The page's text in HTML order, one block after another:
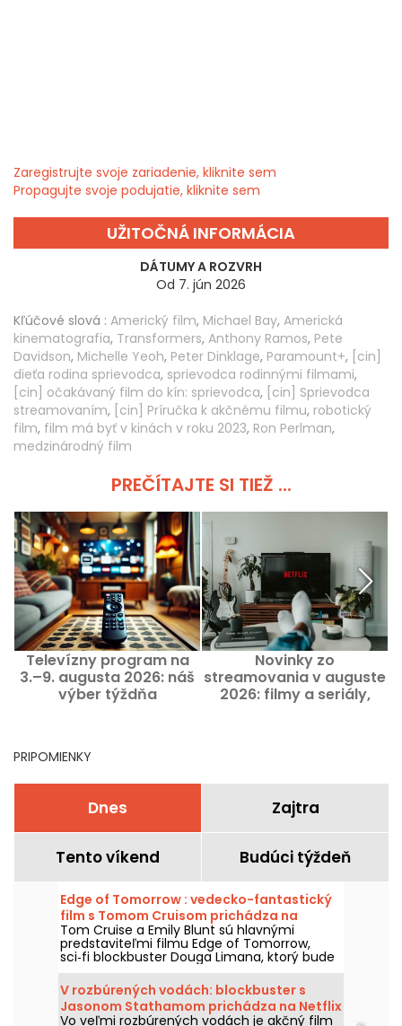
Zaregistrujte svoje zariadenie, kliknite sem
Propagujte svoje podujatie, kliknite sem
UŽITOČNÁ INFORMÁCIA
DÁTUMY A ROZVRH
Od 7. jún 2026
Kľúčové slová : Americký film, Michael Bay, Americká
kinematografia, Transformers, Anthony Ramos, Pete
Davidson, Michelle Yeoh, Peter Dinklage, Paramount+, [cin]
dieťa rodina sprievodca, sprievodca rodinnými filmami,
[cin] očakávaný film do kín: sprievodca, [cin] Sprievodca
streamovaním, [cin] Príručka k akčnému filmu, robotický
film, film má byť v kinách v roku 2023, Ron Perlman,
medzinárodný film
PREČÍTAJTE SI TIEŽ ...
Televízny program na
3.–9. augusta 2026: náš
výber týždňa
Novinky zo
streamovania v auguste
2026: filmy a seriály,
PRIPOMIENKY
Dnes Zajtra
Tento víkend Budúci týždeň
Edge of Tomorrow : vedecko-fantastický
film s Tomom Cruisom prichádza na
Netflixe
Tom Cruise a Emily Blunt sú hlavnými
predstaviteľmi filmu Edge of Tomorrow,
sci‑fi blockbuster Douga Limana, ktorý bude
dostupný na Netflixe už od 6. augusta 2026.
V rozbúrených vodách: blockbuster s
Jasonom Stathamom prichádza na Netflix
a HBO Max
Vo veľmi rozbúrených vodách je akčný film